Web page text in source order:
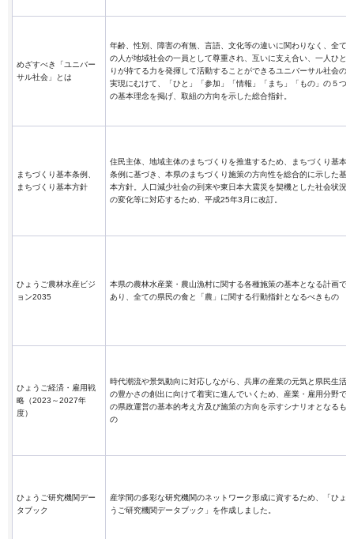
めざすべき「ユニバー
サル社会」とは
年齢、性別、障害の有無、言語、文化等の違いに関わりなく、全て
の人が地域社会の一員として尊重され、互いに支え合い、一人ひと
りが持てる力を発揮して活動することができるユニバーサル社会の
実現にむけて、「ひと」「参加」「情報」「まち」「もの」の５つ
の基本理念を掲げ、取組の方向を示した総合指針。
まちづくり基本条例、
まちづくり基本方針
住民主体、地域主体のまちづくりを推進するため、まちづくり基本
条例に基づき、本県のまちづくり施策の方向性を総合的に示した基
本方針。人口減少社会の到来や東日本大震災を契機とした社会状況
の変化等に対応するため、平成25年3月に改訂。
ひょうご農林水産ビジ
ョン2035
本県の農林水産業・農山漁村に関する各種施策の基本となる計画で
あり、全ての県民の食と「農」に関する行動指針となるべきもの
ひょうご経済・雇用戦
略（2023～2027年
度）
時代潮流や景気動向に対応しながら、兵庫の産業の元気と県民生活
の豊かさの創出に向けて着実に進んでいくため、産業・雇用分野で
の県政運営の基本的考え方及び施策の方向を示すシナリオとなるも
の
ひょうご研究機関デー
タブック
産学間の多彩な研究機関のネットワーク形成に資するため、「ひょ
うご研究機関データブック」を作成しました。